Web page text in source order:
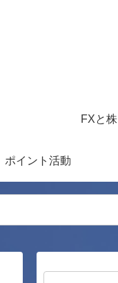
FXと株
ポイント活動